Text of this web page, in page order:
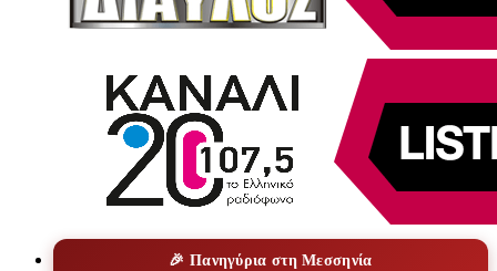
🎉 Πανηγύρια στη Μεσσηνία